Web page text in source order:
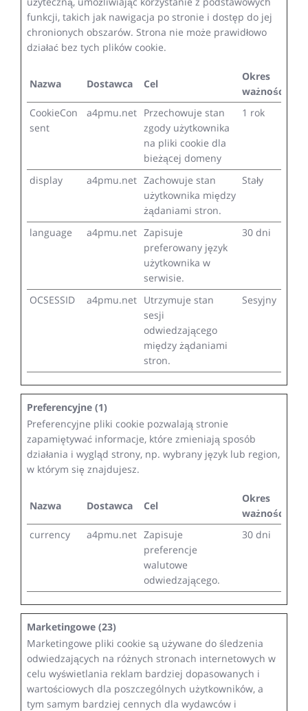
funkcji, takich jak nawigacja po stronie i dostęp do jej
chronionych obszarów. Strona nie może prawidłowo
działać bez tych plików cookie.
Nazwa Dostawca Cel
Okres
ważności
CookieCon
sent
a4pmu.net Przechowuje stan
zgody użytkownika
na pliki cookie dla
bieżącej domeny
1 rok
display a4pmu.net Zachowuje stan
użytkownika między
żądaniami stron.
Stały
language a4pmu.net Zapisuje
preferowany język
użytkownika w
serwisie.
30 dni
OCSESSID a4pmu.net Utrzymuje stan
sesji
odwiedzającego
między żądaniami
stron.
Sesyjny
Preferencyjne (1)
Preferencyjne pliki cookie pozwalają stronie
zapamiętywać informacje, które zmieniają sposób
działania i wygląd strony, np. wybrany język lub region,
w którym się znajdujesz.
Nazwa Dostawca Cel
Okres
ważności
currency
a4pmu.net Zapisuje
preferencje
walutowe
odwiedzającego.
30 dni
Marketingowe (23)
Marketingowe pliki cookie są używane do śledzenia
odwiedzających na różnych stronach internetowych w
celu wyświetlania reklam bardziej dopasowanych i
wartościowych dla poszczególnych użytkowników, a
tym samym bardziej cennych dla wydawców i